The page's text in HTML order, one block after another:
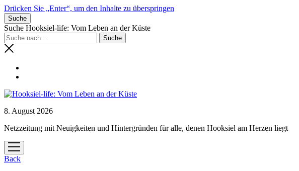
Drücken Sie „Enter“, um den Inhalte zu überspringen
Suche
Suche Hooksiel-life: Vom Leben an der Küste
8. August 2026
Netzzeitung mit Neuigkeiten und Hintergründen für alle, denen Hooksiel am Herzen liegt
Menü
öffnen
Back